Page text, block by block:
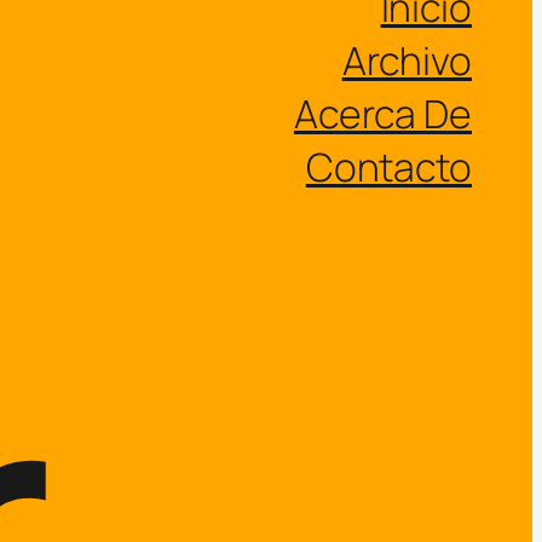
Archivo
Acerca De
Contacto